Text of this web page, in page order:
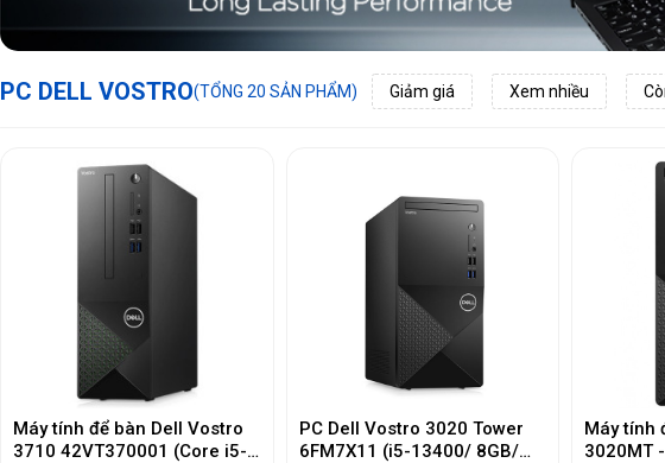
PC DELL VOSTRO(TỔNG 20 SẢN PHẨM) Giảm giá Xem nhiều
Máy tính để bàn Dell Vostro
3710 42VT370001 (Core i5-
PC Dell Vostro 3020 Tower
6FM7X11 (i5-13400/ 8GB/
Máy tính
3020MT